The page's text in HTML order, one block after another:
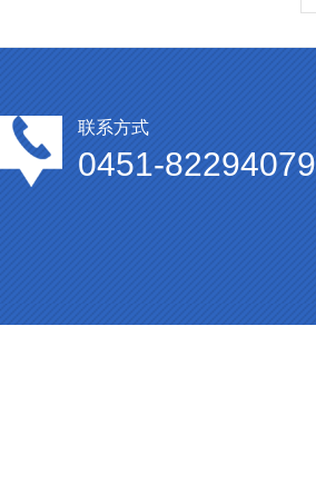
联系方式
0451-82294079